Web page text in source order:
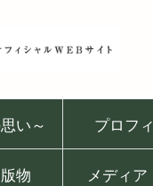
い～ プロフ
物 メディア